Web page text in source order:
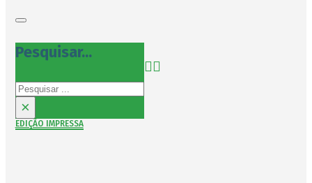
Pesquisar...
Pesquisar
×
EDIÇÃO IMPRESSA